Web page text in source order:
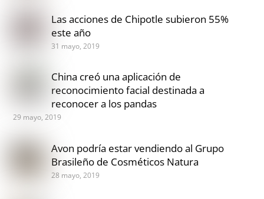
Las acciones de Chipotle subieron 55%
este año
31 mayo, 2019
China creó una aplicación de
reconocimiento facial destinada a
reconocer a los pandas
29 mayo, 2019
Avon podría estar vendiendo al Grupo
Brasileño de Cosméticos Natura
28 mayo, 2019